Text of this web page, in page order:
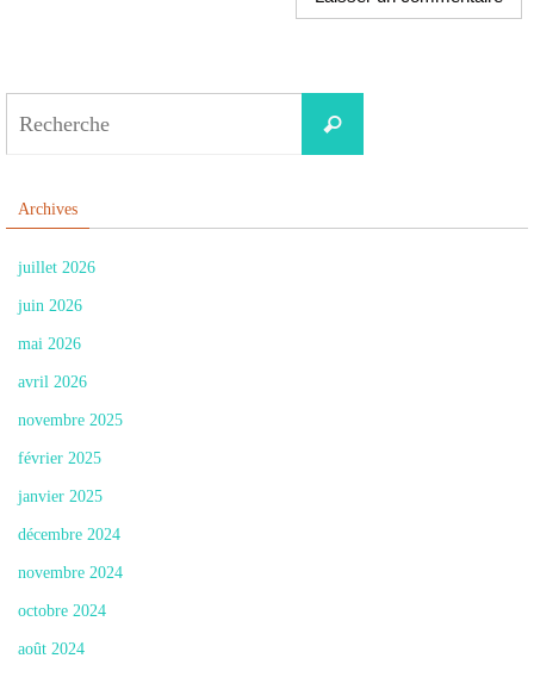
Recherche
Archives
juillet 2026
juin 2026
mai 2026
avril 2026
novembre 2025
février 2025
janvier 2025
décembre 2024
novembre 2024
octobre 2024
août 2024